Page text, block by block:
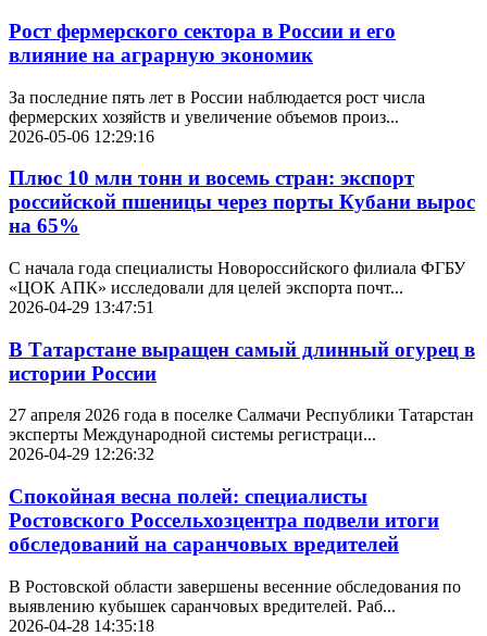
Рост фермерского сектора в России и его
влияние на аграрную экономик
За последние пять лет в России наблюдается рост числа
фермерских хозяйств и увеличение объемов произ...
2026-05-06 12:29:16
Плюс 10 млн тонн и восемь стран: экспорт
российской пшеницы через порты Кубани вырос
на 65%
С начала года специалисты Новороссийского филиала ФГБУ
«ЦОК АПК» исследовали для целей экспорта почт...
2026-04-29 13:47:51
В Татарстане выращен самый длинный огурец в
истории России
27 апреля 2026 года в поселке Салмачи Республики Татарстан
эксперты Международной системы регистраци...
2026-04-29 12:26:32
Спокойная весна полей: специалисты
Ростовского Россельхозцентра подвели итоги
обследований на саранчовых вредителей
В Ростовской области завершены весенние обследования по
выявлению кубышек саранчовых вредителей. Раб...
2026-04-28 14:35:18